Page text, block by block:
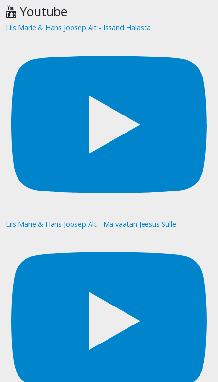
Youtube
Liis Marie & Hans Joosep Alt - Issand Halasta
Liis Marie & Hans Joosep Alt - Ma vaatan Jeesus Sulle